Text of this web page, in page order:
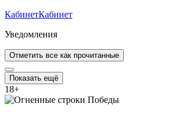
КабинетКабинет
Уведомления
Отметить все как прочитанные
Показать ещё
18+